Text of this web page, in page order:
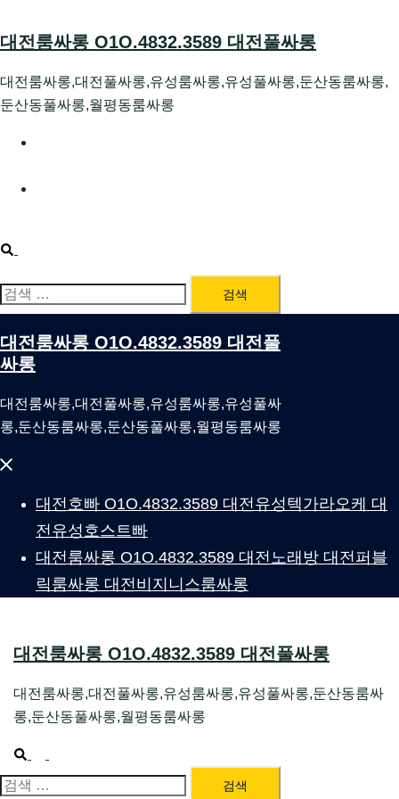
to
대전룸싸롱 O1O.4832.3589 대전풀싸롱
대전룸싸롱,대전풀싸롱,유성룸싸롱,유성풀싸롱,둔산동룸싸롱,
둔산동풀싸롱,월평동룸싸롱
Search
검
색:
대전룸싸롱 O1O.4832.3589 대전풀
싸롱
대전룸싸롱,대전풀싸롱,유성룸싸롱,유성풀싸
롱,둔산동룸싸롱,둔산동풀싸롱,월평동룸싸롱
Close
대전호빠 O1O.4832.3589 대전유성텍가라오케 대
전유성호스트빠
대전룸싸롱 O1O.4832.3589 대전노래방 대전퍼블
릭룸싸롱 대전비지니스룸싸롱
대전룸싸롱 O1O.4832.3589 대전풀싸롱
대전룸싸롱,대전풀싸롱,유성룸싸롱,유성풀싸롱,둔산동룸싸
롱,둔산동풀싸롱,월평동룸싸롱
Search
menu
검